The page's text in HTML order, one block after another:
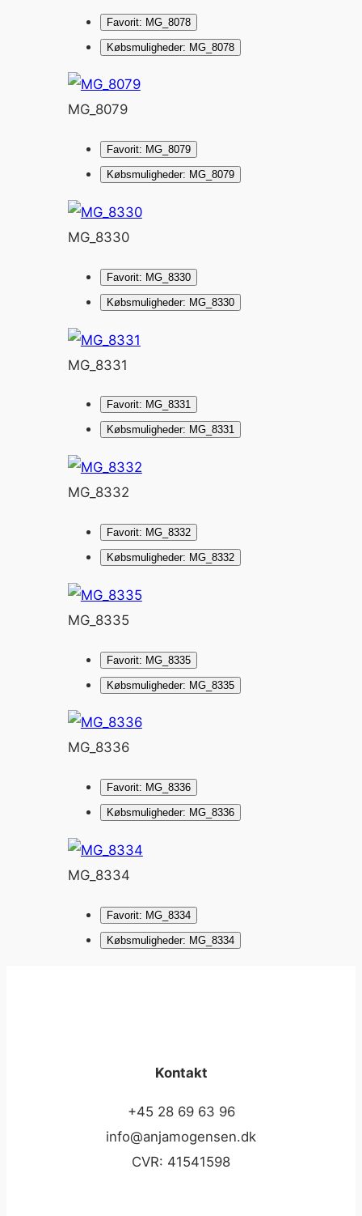
Favorit: MG_8078
Købsmuligheder: MG_8078
MG_8079
Favorit: MG_8079
Købsmuligheder: MG_8079
MG_8330
Favorit: MG_8330
Købsmuligheder: MG_8330
MG_8331
Favorit: MG_8331
Købsmuligheder: MG_8331
MG_8332
Favorit: MG_8332
Købsmuligheder: MG_8332
MG_8335
Favorit: MG_8335
Købsmuligheder: MG_8335
MG_8336
Favorit: MG_8336
Købsmuligheder: MG_8336
MG_8334
Favorit: MG_8334
Købsmuligheder: MG_8334
Kontakt
+45 28 69 63 96
info@anjamogensen.dk
CVR: 41541598